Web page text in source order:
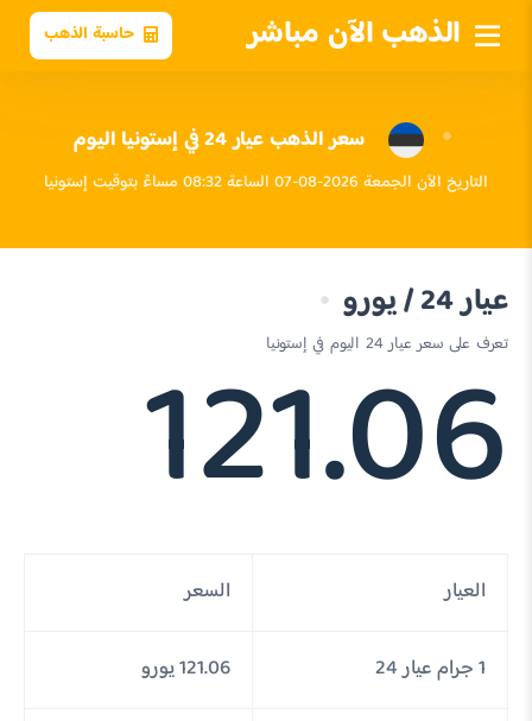
الذهب الآن مباشر حاسبة الذهب
سعر الذهب عيار 24 في إستونيا اليوم
التاريخ الآن الجمعة 2026-08-07 الساعة 08:32 مساءً بتوقيت إستونيا
عيار 24 / يورو
تعرف على سعر عيار 24 اليوم في إستونيا
121.06
العيار السعر
1 جرام عيار 24 121.06 يورو